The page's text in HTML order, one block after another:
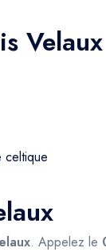
Velaux
celtique
. Appelez le